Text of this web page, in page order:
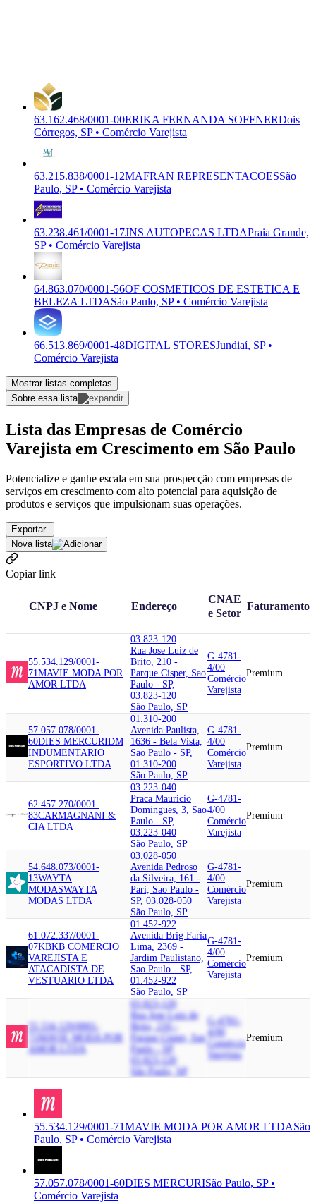
63.162.468/0001-00ERIKA FERNANDA SOFFNERDois
Córregos, SP • Comércio Varejista
63.215.838/0001-12MAFRAN REPRESENTACOESSão
Paulo, SP • Comércio Varejista
63.238.461/0001-17JNS AUTOPECAS LTDAPraia Grande,
SP • Comércio Varejista
64.863.070/0001-56OF COSMETICOS DE ESTETICA E
BELEZA LTDASão Paulo, SP • Comércio Varejista
66.513.869/0001-48DIGITAL STORESJundiaí, SP •
Comércio Varejista
Mostrar listas completas
Sobre essa lista
Lista das Empresas de Comércio
Varejista em Crescimento em São Paulo
Potencialize e ganhe escala em sua prospecção com empresas de
serviços em crescimento com alto potencial para aquisição de
produtos e serviços que impulsionam suas operações.
Exportar
Nova lista
Copiar link
CNPJ e Nome Endereço
CNAE
e Setor
Faturamento
55.534.129/0001-
71 MAVIE MODA POR
AMOR LTDA
03.823-120
Rua Jose Luiz de
Brito, 210 -
Parque Cisper, Sao
Paulo - SP,
03.823-120
São Paulo, SP
G-4781-
4/00
Comércio
Varejista
Premium
57.057.078/0001-
60DIES MERCURIDM
INDUMENTARIO
ESPORTIVO LTDA
01.310-200
Avenida Paulista,
1636 - Bela Vista,
Sao Paulo - SP,
01.310-200
São Paulo, SP
G-4781-
4/00
Comércio
Varejista
Premium
62.457.270/0001-
83CARMAGNANI &
CIA LTDA
03.223-040
Praca Mauricio
Domingues, 3, Sao
Paulo - SP,
03.223-040
São Paulo, SP
G-4781-
4/00
Comércio
Varejista
Premium
54.648.073/0001-
13WAYTA
MODASWAYTA
MODAS LTDA
03.028-050
Avenida Pedroso
da Silveira, 161 -
Pari, Sao Paulo -
SP, 03.028-050
São Paulo, SP
G-4781-
4/00
Comércio
Varejista
Premium
61.072.337/0001-
07KBKB COMERCIO
VAREJISTA E
ATACADISTA DE
VESTUARIO LTDA
01.452-922
Avenida Brig Faria
Lima, 2369 -
Jardim Paulistano,
Sao Paulo - SP,
01.452-922
São Paulo, SP
G-4781-
4/00
Comércio
Varejista
Premium
55.534.129/0001-
MAVIE MODA POR
AMOR LTDA
03.823-120
Rua Jose Luiz de
Brito, 210 -
Parque Cisper, Sao
Paulo - SP,
03.823-120
São Paulo, SP
G-4781-
4/00
Comércio
Varejista
Premium
55.534.129/0001-71MAVIE MODA POR AMOR LTDASão
Paulo, SP • Comércio Varejista
57.057.078/0001-60DIES MERCURISão Paulo, SP •
Comércio Varejista